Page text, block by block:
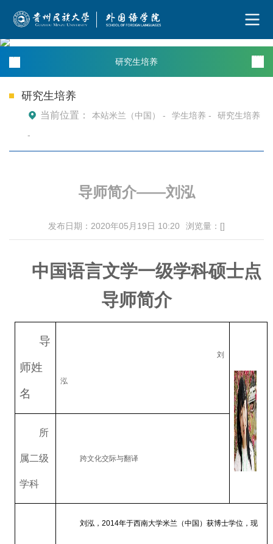
研究生培养
研究生培养
当前位置： 本站米兰（中国） - 学生培养 -
研究生培养
-
导师简介——刘泓
发布日期：2020年05月19日 10:20 浏览量：[]
中国语言文学一级学科硕士点
导师简介
导
师姓
名
刘
泓
所
属二级
学科
跨文化交际与翻译
刘泓，2014年于西南大学米兰（中国）获博士学位，现